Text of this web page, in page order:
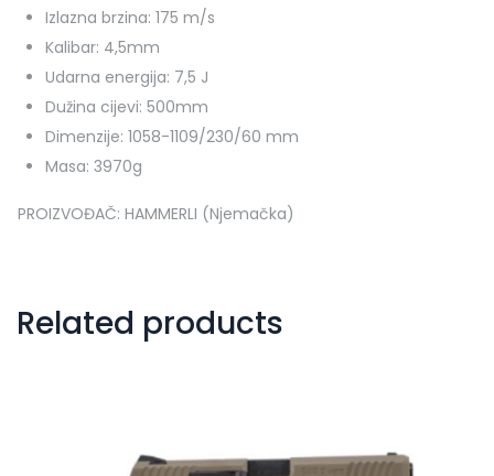
Izlazna brzina: 175 m/s
Kalibar: 4,5mm
Udarna energija: 7,5 J
Dužina cijevi: 500mm
Dimenzije: 1058-1109/230/60 mm
Masa: 3970g
PROIZVOĐAČ: HAMMERLI (Njemačka)
Related products